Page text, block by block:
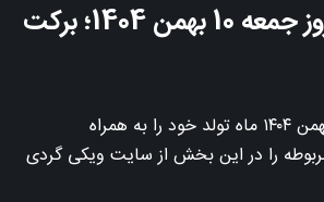
فال تاروت امروز جمعه 10 بهمن 1404؛ برکت
فال تاروت امروز 10 بهمن ۱۴۰۴ ماه تولد خود را به همراه
را در این بخش از سایت ویکی گردی